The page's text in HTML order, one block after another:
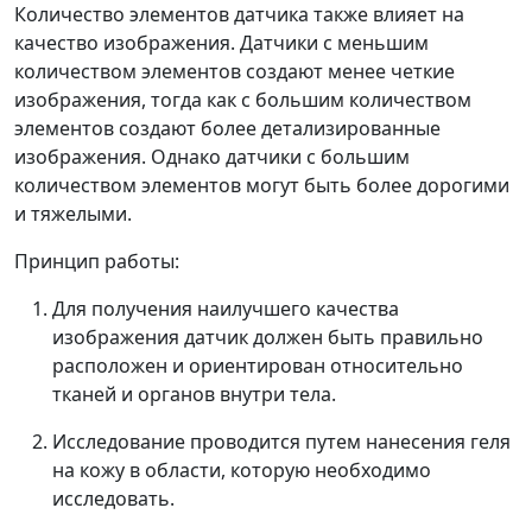
Количество элементов датчика также влияет на
качество изображения. Датчики с меньшим
количеством элементов создают менее четкие
изображения, тогда как с большим количеством
элементов создают более детализированные
изображения. Однако датчики с большим
количеством элементов могут быть более дорогими
и тяжелыми.
Принцип работы:
Для получения наилучшего качества
изображения датчик должен быть правильно
расположен и ориентирован относительно
тканей и органов внутри тела.
Исследование проводится путем нанесения геля
на кожу в области, которую необходимо
исследовать.